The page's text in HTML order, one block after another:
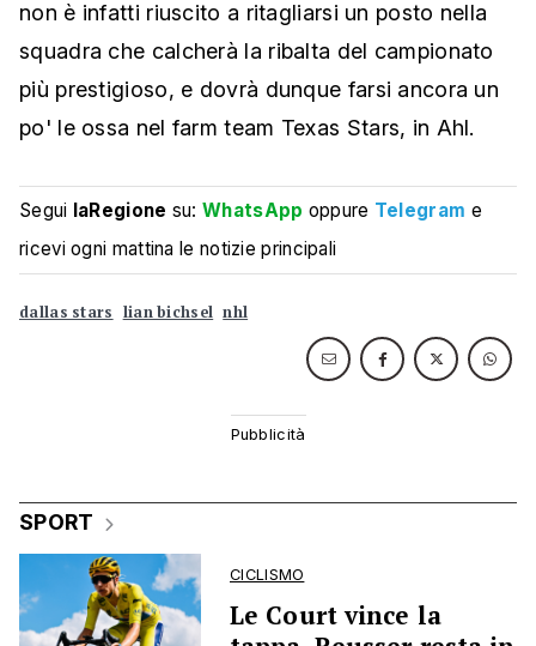
non è infatti riuscito a ritagliarsi un posto nella
squadra che calcherà la ribalta del campionato
più prestigioso, e dovrà dunque farsi ancora un
po' le ossa nel farm team Texas Stars, in Ahl.
Segui laRegione su:WhatsApp oppure Telegram e
ricevi ogni mattina le notizie principali
dallas stars lian bichsel nhl
SPORT
CICLISMO
Le Court vince la